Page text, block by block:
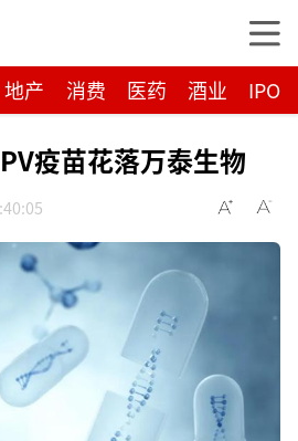
地产 消费 医药 酒业 IPO
疫苗花落万泰生物